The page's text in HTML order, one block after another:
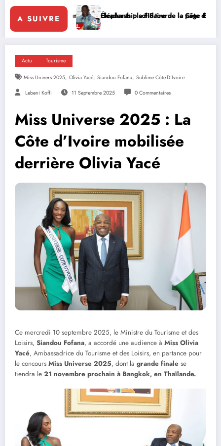
A SUIVREsolidaire de la Côte d’Ivoire en Afrique
: la FIF tourne la page Emerse Faé Diplomatie
Actu Tourisme
Miss Univers 2025, Olivia Yacé, Siandou Fofana, Sublime Côte-D'Ivoire
Lebeni Koffi 11 Septembre 2025 0 Commentaires
Miss Universe 2025 : La
Côte d’Ivoire mobilisée
derrière Olivia Yacé
Ce mercredi 10 septembre 2025, le Ministre du Tourisme et des
Loisirs, Siandou Fofana, a accordé une audience à Miss Olivia
Yacé, Ambassadrice du Tourisme et des Loisirs, en partance pour
le concours Miss Universe 2025, dont la grande finale se
tiendra le 21 novembre prochain à Bangkok, en Thaïlande.